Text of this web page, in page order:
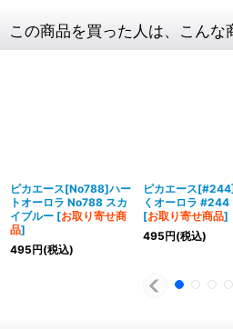
この商品を買った人は、こんな
ピカエース[No788]ハー
トオーロラ No788 スカ
イブルー [お取り寄せ商
品]
495円(税込)
ピカエース
くオーロラ #244
[お取り寄せ商品]
495円(税込)